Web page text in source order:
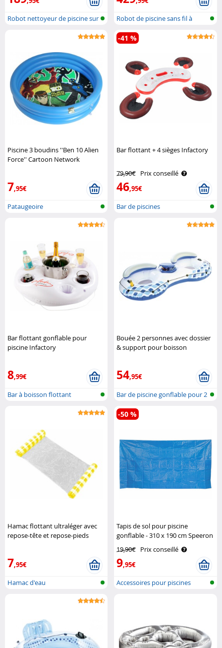
Robot nettoyeur de piscine sur
Robot de piscine sans fil à
batteri..
Piscine 3 boudins ''Ben 10 Alien
Force'' Cartoon Network
7,95€
Pataugeoire
Bar flottant + 4 sièges Infactory
79,90€ Prix conseillé
46,95€
-41 %
Bar de piscines
Bar flottant gonflable pour
piscine Infactory
8,99€
Bar à boisson flottant
Bouée 2 personnes avec dossier
& support pour boisson
54,95€
Bar de piscine gonflable pour 2
per..
Hamac flottant ultraléger avec
repose-tête et repose-pieds
7,95€
Hamac d'eau
Tapis de sol pour piscine
gonflable - 310 x 190 cm Speeron
19,90€ Prix conseillé
9,95€
-50 %
Accessoires pour piscines